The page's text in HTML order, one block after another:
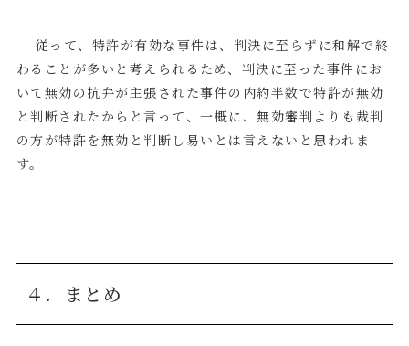
従って、特許が有効な事件は、判決に至らずに和解で終
わることが多いと考えられるため、判決に至った事件にお
いて無効の抗弁が主張された事件の内約半数で特許が無効
と判断されたからと言って、一概に、無効審判よりも裁判
の方が特許を無効と判断し易いとは言えないと思われま
す。
４．まとめ